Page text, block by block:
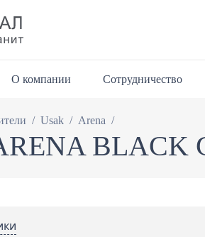
О компании Сотрудничество
/ Usak / Arena /
BLACK